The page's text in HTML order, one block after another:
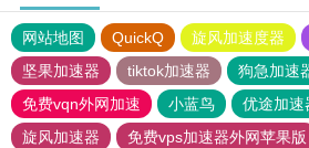
网站地图 QuickQ 旋风加速度器
坚果加速器
tiktok加速器
狗急加速
免费vqn外网加速
小蓝鸟 优途加速
旋风加速器
免费vps加速器外网苹果版